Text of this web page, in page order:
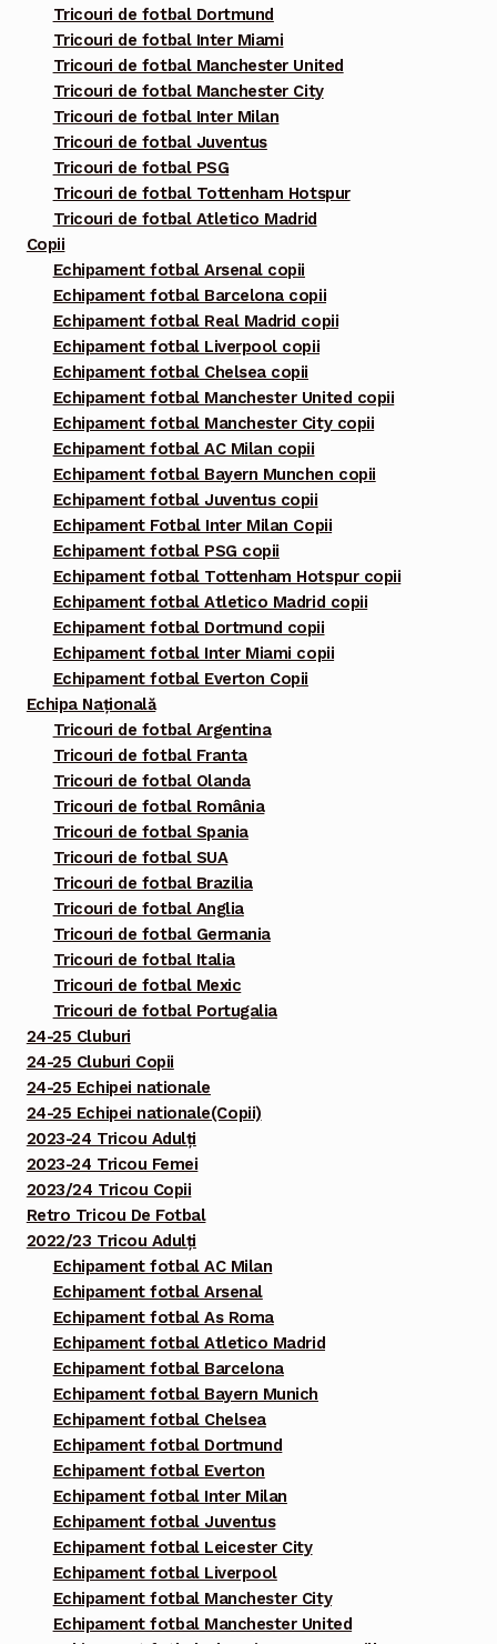
Tricouri de fotbal Dortmund
Tricouri de fotbal Inter Miami
Tricouri de fotbal Manchester United
Tricouri de fotbal Manchester City
Tricouri de fotbal Inter Milan
Tricouri de fotbal Juventus
Tricouri de fotbal PSG
Tricouri de fotbal Tottenham Hotspur
Tricouri de fotbal Atletico Madrid
Copii
Echipament fotbal Arsenal copii
Echipament fotbal Barcelona copii
Echipament fotbal Real Madrid copii
Echipament fotbal Liverpool copii
Echipament fotbal Chelsea copii
Echipament fotbal Manchester United copii
Echipament fotbal Manchester City copii
Echipament fotbal AC Milan copii
Echipament fotbal Bayern Munchen copii
Echipament fotbal Juventus copii
Echipament Fotbal Inter Milan Copii
Echipament fotbal PSG copii
Echipament fotbal Tottenham Hotspur copii
Echipament fotbal Atletico Madrid copii
Echipament fotbal Dortmund copii
Echipament fotbal Inter Miami copii
Echipament fotbal Everton Copii
Echipa Națională
Tricouri de fotbal Argentina
Tricouri de fotbal Franta
Tricouri de fotbal Olanda
Tricouri de fotbal România
Tricouri de fotbal Spania
Tricouri de fotbal SUA
Tricouri de fotbal Brazilia
Tricouri de fotbal Anglia
Tricouri de fotbal Germania
Tricouri de fotbal Italia
Tricouri de fotbal Mexic
Tricouri de fotbal Portugalia
24-25 Cluburi
24-25 Cluburi Copii
24-25 Echipei nationale
24-25 Echipei nationale(Copii)
2023-24 Tricou Adulți
2023-24 Tricou Femei
2023/24 Tricou Copii
Retro Tricou De Fotbal
2022/23 Tricou Adulți
Echipament fotbal AC Milan
Echipament fotbal Arsenal
Echipament fotbal As Roma
Echipament fotbal Atletico Madrid
Echipament fotbal Barcelona
Echipament fotbal Bayern Munich
Echipament fotbal Chelsea
Echipament fotbal Dortmund
Echipament fotbal Everton
Echipament fotbal Inter Milan
Echipament fotbal Juventus
Echipament fotbal Leicester City
Echipament fotbal Liverpool
Echipament fotbal Manchester City
Echipament fotbal Manchester United